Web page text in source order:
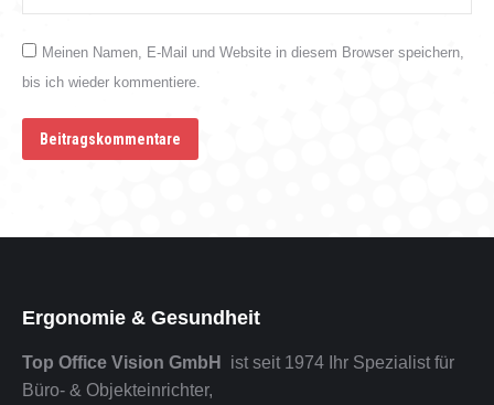
Meinen Namen, E-Mail und Website in diesem Browser speichern,
bis ich wieder kommentiere.
Beitragskommentare
Ergonomie & Gesundheit
Top Office Vision GmbH
ist seit 1974 Ihr Spezialist für
Büro- & Objekteinrichter,